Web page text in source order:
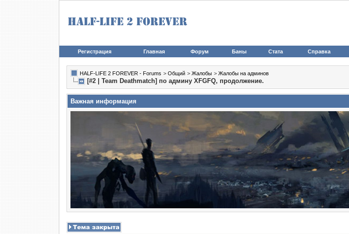
Регистрация Главная Форум Баны Стата Справка
HALF-LIFE 2 FOREVER - Forums > Общий > Жалобы > Жалобы на админов
[#2 | Team Deathmatch] по админу XFGFQ, продолжение.
Важная информация